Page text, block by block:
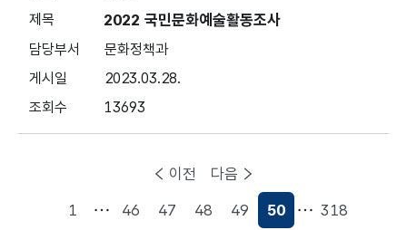
2022 국민문화예술활동조사
문화정책과
2023.03.28.
13693
이전
1
46 47 48 49
현재페이지
50 318
다음